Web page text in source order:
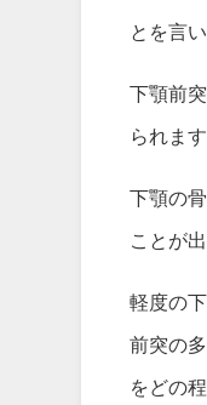
とを言
下顎前
られます
下顎の
ことが
軽度の
前突の
をどの